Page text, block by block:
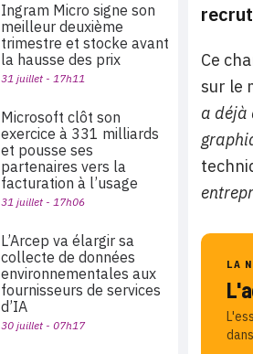
Ce
sur le
a déjà
LA
Ingram Micro signe son
meilleur deuxième
trimestre et stocke avant
la hausse des prix
31 juillet - 17h11
Microsoft clôt son
exercice à 331 milliards
et pousse ses
partenaires vers la
facturation à l’usage
31 juillet - 17h06
L’Arcep va élargir sa
collecte de données
environnementales aux
fournisseurs de services
d’IA
30 juillet - 07h17